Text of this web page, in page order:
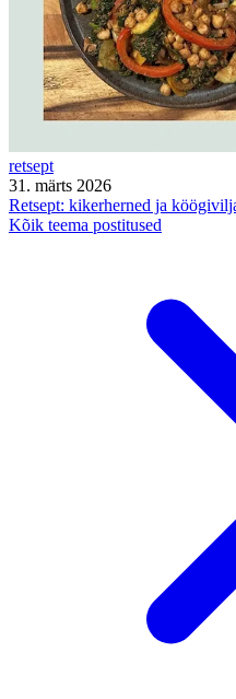
retsept
31. märts 2026
Retsept: kikerherned ja
Kõik teema postitused